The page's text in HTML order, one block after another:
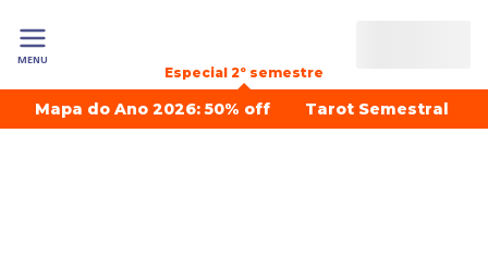
MENU
Especial 2º semestre
Mapa do Ano 2026: 50% off Tarot Semestral